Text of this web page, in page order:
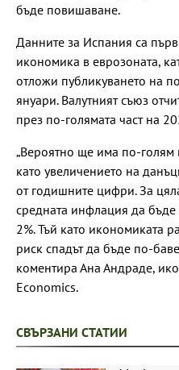
бъде повишаване.
Данните за Испания са
икономика в еврозоната,
отложи публикуването на
януари. Валутният съюз
през по-голямата част на
„Вероятно ще има по-голям
като увеличението на
от годишните цифри. За
средната инфлация да
2%. Тъй като икономиката
риск спадът да бъде по-
коментира Ана Андраде,
Economics.
СВЪРЗАНИ СТАТИИ